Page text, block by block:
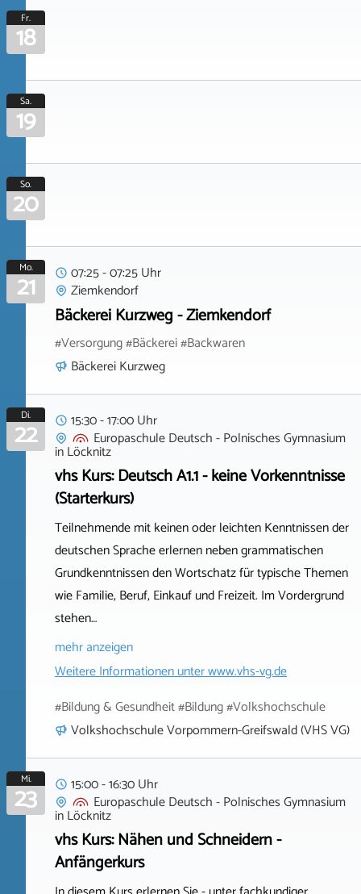
Fr.
18
Sa.
19
So.
20
Mo.
21
07:25 - 07:25 Uhr
Ziemkendorf
Bäckerei Kurzweg - Ziemkendorf
#Versorgung #Bäckerei #Backwaren
Bäckerei Kurzweg
Di.
22
15:30 - 17:00 Uhr
Europaschule Deutsch - Polnisches Gymnasium
inLöcknitz
vhs Kurs: Deutsch A1.1 - keine Vorkenntnisse
(Starterkurs)
Teilnehmende mit keinen oder leichten Kenntnissen der
deutschen Sprache erlernen neben grammatischen
Grundkenntnissen den Wortschatz für typische Themen
wie Familie, Beruf, Einkauf und Freizeit. Im Vordergrund
stehen…
mehr anzeigen
Weitere Informationen unterwww.vhs-vg.de
#Bildung & Gesundheit #Bildung #Volkshochschule
Volkshochschule Vorpommern-Greifswald (VHS VG)
Mi.
23
15:00 - 16:30 Uhr
Europaschule Deutsch - Polnisches Gymnasium
inLöcknitz
vhs Kurs: Nähen und Schneidern -
Anfängerkurs